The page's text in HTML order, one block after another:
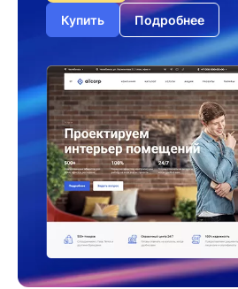
Купить
Подробнее